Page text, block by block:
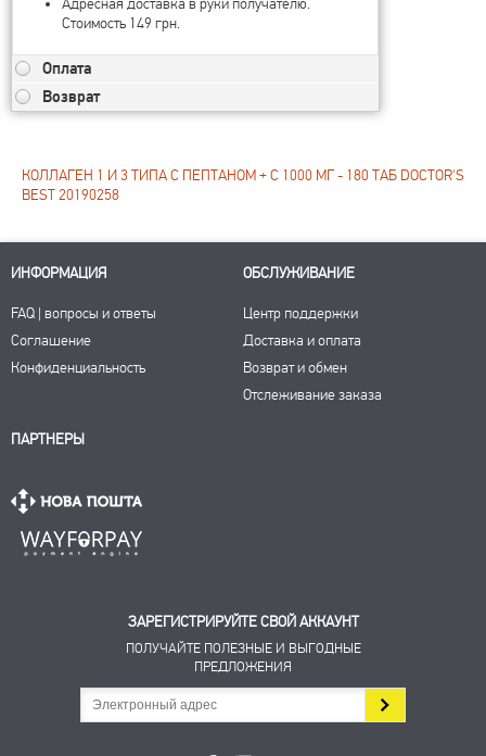
Стоимость 149 грн.
Оплата
Возврат
КОЛЛАГЕН 1 И 3 ТИПА С ПЕПТАНОМ + С 1000 МГ - 180 ТАБ DOCTOR'S
BEST 20190258
ИНФОРМАЦИЯ
FAQ | вопросы и ответы
Соглашение
Конфиденциальность
ОБСЛУЖИВАНИЕ
Центр поддержки
Доставка и оплата
Возврат и обмен
Отслеживание заказа
ПАРТНЕРЫ
ЗАРЕГИСТРИРУЙТЕ СВОЙ АККАУНТ
ПОЛУЧАЙТЕ ПОЛЕЗНЫЕ И ВЫГОДНЫЕ
ПРЕДЛОЖЕНИЯ